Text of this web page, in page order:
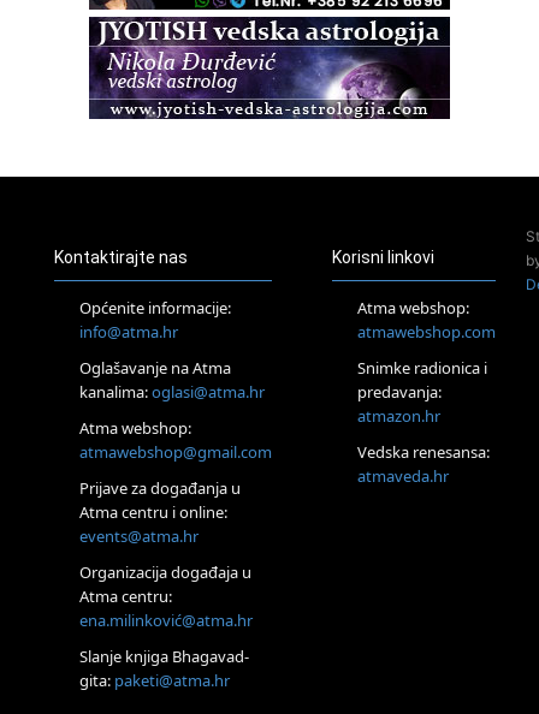
Access BARS®, otpusti stres
Access Energetski Facelift®
Tečaj Višeg Vodstva, razvijanja intuicije i Akaša zapisa
25.08.
Upisi u program Profesionalni hipnoterapeut — nova
generacija kreće 25.08. 2026.
Online
Škola BaZi – put prema dubljem razumijevanju sebe
Visoko
Alemka Dauskardt – Jednodnevna radionica sistemskih
konstelacija
Online
SPAVAJ… Priče za lakšu noć
Zagreb
HOD PO ŽERAVICI – Seminar koji mijenja tijelo, duh i um
SoulFest – Festival glazbe, mudrosti i zajedništva
Kontaktirajte nas
Općenite informacije:
info@atma.hr
Oglašavanje na Atma
kanalima:oglasi@atma.hr
Atma webshop:
atmawebshop@gmail.com
Prijave za događanja u
Atma centru i online:
events@atma.hr
Organizacija događaja u
Atma centru:
ena.milinković@atma.hr
Slanje knjiga Bhagavad-
gita: paketi@atma.hr
Korisni linkovi
Atma webshop:
atmawebshop.com
Snimke radionica i
predavanja:
atmazon.hr
Vedska renesansa:
atmaveda.hr